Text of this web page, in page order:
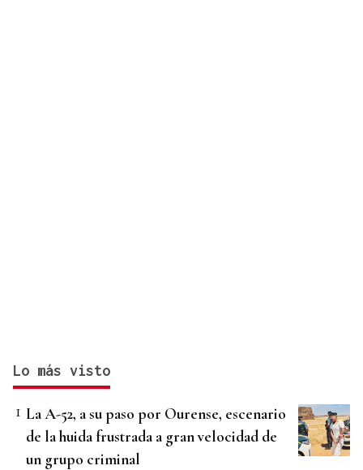
Lo más visto
La A-52, a su paso por Ourense, escenario
de la huida frustrada a gran velocidad de
un grupo criminal